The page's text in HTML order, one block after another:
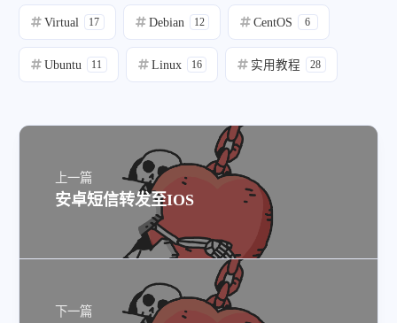
Virtual 17 Debian 12 CentOS 6
Ubuntu 11 Linux 16 实用教程 28
上一篇
安卓短信转发至IOS
下一篇